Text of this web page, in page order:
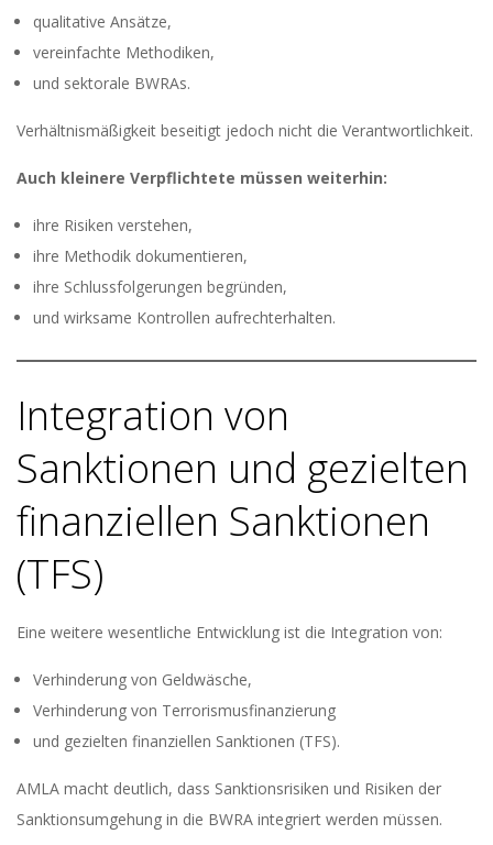
qualitative Ansätze,
vereinfachte Methodiken,
und sektorale BWRAs.
Verhältnismäßigkeit beseitigt jedoch nicht die Verantwortlichkeit.
Auch kleinere Verpflichtete müssen weiterhin:
ihre Risiken verstehen,
ihre Methodik dokumentieren,
ihre Schlussfolgerungen begründen,
und wirksame Kontrollen aufrechterhalten.
Integration von
Sanktionen und gezielten
finanziellen Sanktionen
(TFS)
Eine weitere wesentliche Entwicklung ist die Integration von:
Verhinderung von Geldwäsche,
Verhinderung von Terrorismusfinanzierung
und gezielten finanziellen Sanktionen (TFS).
AMLA macht deutlich, dass Sanktionsrisiken und Risiken der
Sanktionsumgehung in die BWRA integriert werden müssen.